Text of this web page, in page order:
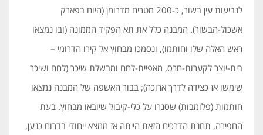
לנביעות עין בשור, כ-200 מטרים מדרומן (היום בפארק
אשכול-הבשור). המבנה כלל את תא הפקיד הממונה (ובו נמצאו
ראש האלה שלו וחותמו), ונסמכו מבחוץ אל קירו הדרומי –
בית-יוצר לקערות-חרס, מאפיית-לחם ומבשלת שיכר (לחם ושיכר
שימשו אז כצידה לדרך ארוכה); בבור האשפה של המבנה נמצאו
חותמות (פלומבות) שסגרו על כלי-קיבול שיובאו מבחוץ. בעת
החפירה, תחנת הדרכים הזאת הייתה אז ממצא ייחודי בדרום כנען,